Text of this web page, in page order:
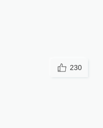
230